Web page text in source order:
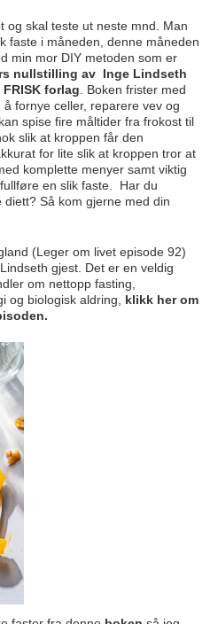
og skal teste ut neste mnd. Man
faste i måneden, denne måneden
min mor DIY metoden som er
nullstilling av Inge Lindseth
forlag. Boken frister med
fornye celler, reparere vev og
spise fire måltider fra frokost til
slik at kroppen får den
for lite slik at kroppen tror at
komplette menyer samt viktig
en slik faste. Har du
Så kom gjerne med din
(Leger om livet episode 92)
gjest. Det er en veldig
om nettopp fasting,
og biologisk aldring, klikk her om